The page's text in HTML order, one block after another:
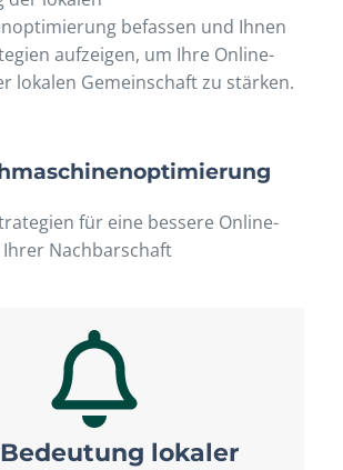
befassen und Ihnen
aufzeigen, um Ihre Online-
lokalen Gemeinschaft zu stärken.
für eine bessere Online-
Nachbarschaft
lokaler